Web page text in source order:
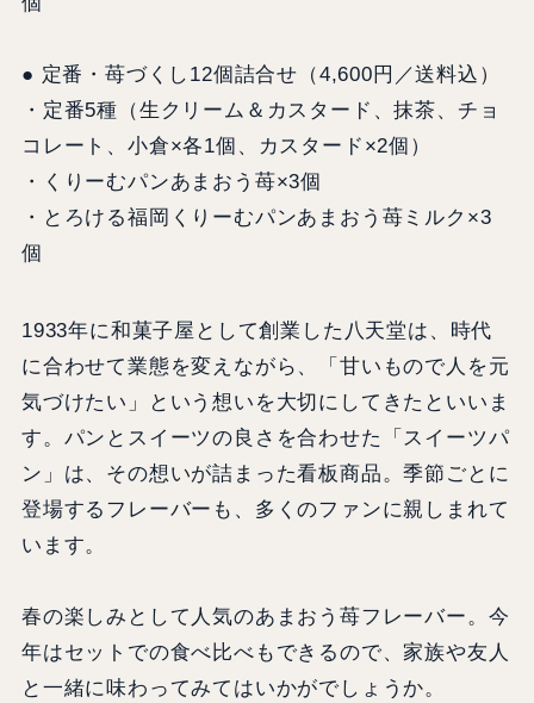
● 定番・苺づくし12個詰合せ（4,600円／送料込）
・定番5種（生クリーム＆カスタード、抹茶、チョ
コレート、小倉×各1個、カスタード×2個）
・くりーむパンあまおう苺×3個
・とろける福岡くりーむパンあまおう苺ミルク×3
個
1933年に和菓子屋として創業した八天堂は、時代
に合わせて業態を変えながら、「甘いもので人を元
気づけたい」という想いを大切にしてきたといいま
す。パンとスイーツの良さを合わせた「スイーツパ
ン」は、その想いが詰まった看板商品。季節ごとに
登場するフレーバーも、多くのファンに親しまれて
います。
春の楽しみとして人気のあまおう苺フレーバー。今
年はセットでの食べ比べもできるので、家族や友人
と一緒に味わってみてはいかがでしょうか。